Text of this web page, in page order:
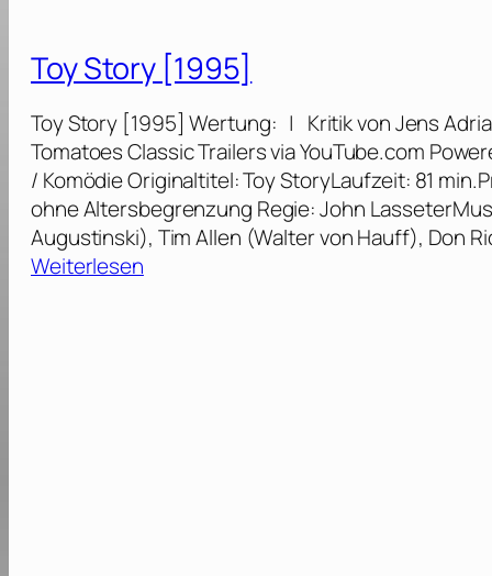
]
S
t
o
r
y
2
[
1
Toy Story [1995]
Toy Story [1995] Wertung: | Kritik von Jens
Tomatoes Classic Trailers via YouTube.com
/ Komödie Originaltitel: Toy StoryLaufzeit: 81
ohne Altersbegrenzung Regie: John
Augustinski), Tim Allen (Walter von Hauff), Don
Weiterlesen: